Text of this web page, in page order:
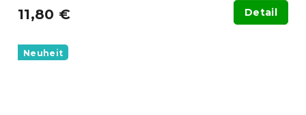
11,80 € Detail
Neuheit